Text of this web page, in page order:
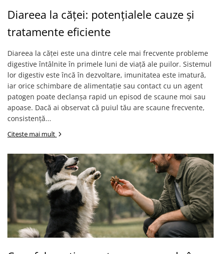
Perii și piepteni câini
Clești unghii
Șampoane câini
Șervețele umede câini
Accesorii câini
Zgărzi, lese, hamuri câini
Jucării câini
Cuști transport câini
Botnițe câini
Educare câini
Diverse
Promoții câini
Clești pentru unghii pisici
Perii și piepteni pisici
Șampoane pisici
Șervețele umede pisici
Accesorii pisici
Casete, tăvi și litiere pisici
Castroane și boluri pisici
Ansambluri pisici
Jucării pisici
Zgărzi și hamuri pisici
Promoții pisici
Pisici
Suplimente și vitamine pisici
Deparazitare Externa Pisici
Dermatologice pisici
Antiseptice
Igiena ochilor
ORL pisici
Igienă orală pisici
Afecțiuni digestive pisici
Afecțiuni renale/urinare pisici
Afecțiuni sistem nervos pisici
Articulații
Păsări
Antiparazitare păsări
Suplimente și vitamine păsări și
găini
Diareea la căței: potențialele cauze și
tratamente eficiente
Diareea la căței este una dintre cele mai frecvente probleme
digestive întâlnite în primele luni de viață ale puilor. Sistemul
lor digestiv este încă în dezvoltare, imunitatea este imatură,
iar orice schimbare de alimentație sau contact cu un agent
patogen poate declanșa rapid un episod de scaune moi sau
apoase. Dacă ai observat că puiul tău are scaune frecvente,
consistență...
Citeste mai mult